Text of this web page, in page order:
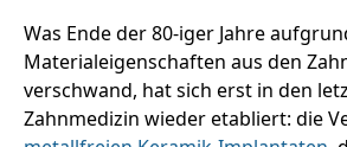
Was Ende der 80-iger Jahre
Materialeigenschaften aus den
verschwand, hat sich erst in den
Zahnmedizin wieder etabliert: die